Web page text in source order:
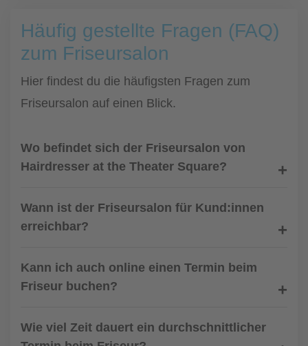
Häufig gestellte Fragen (FAQ)
zum Friseursalon
Hier findest du die häufigsten Fragen zum
Friseursalon auf einen Blick.
Wo befindet sich der Friseursalon von
Hairdresser at the Theater Square?
Wann ist der Friseursalon für Kund:innen
erreichbar?
Kann ich auch online einen Termin beim
Friseur buchen?
Wie viel Zeit dauert ein durchschnittlicher